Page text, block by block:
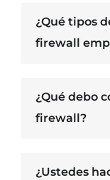
¿Qué tipos
firewall
¿Qué debo
firewall?
¿Ustedes